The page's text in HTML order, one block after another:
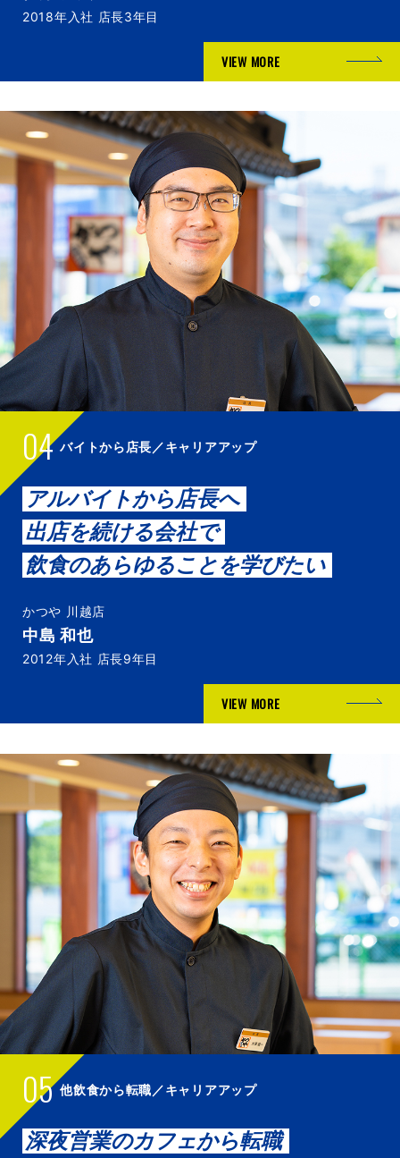
2018年入社 店長3年目
VIEW MORE
04 バイトから店長／キャリアアップ
アルバイトから店長へ
出店を続ける会社で
飲食のあらゆることを学びたい
かつや 川越店
中島 和也
2012年入社 店長9年目
VIEW MORE
05 他飲食から転職／キャリアアップ
深夜営業のカフェから転職